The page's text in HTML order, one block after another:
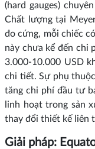
(hard gauges)
Chất lượng tại
đo cứng, mỗi chiếc
này chưa kể đến chi
3.000-10.000 USD
chi tiết. Sự phụ
tăng chi phí đầu tư
linh hoạt trong sản
thay đổi thiết kế liên
Giải pháp: